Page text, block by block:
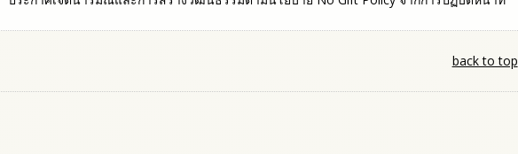
back to top